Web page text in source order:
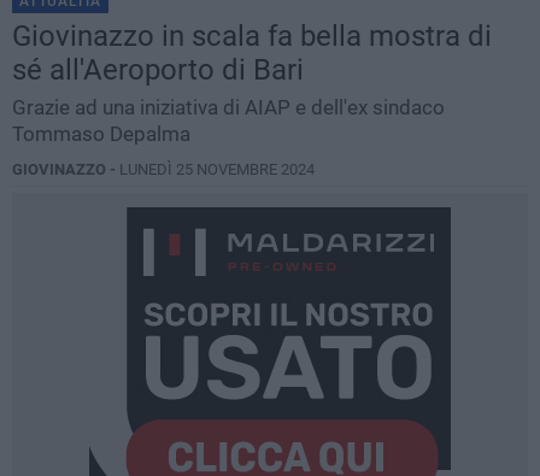
Giovinazzo in scala fa bella mostra di
sé all'Aeroporto di Bari
Grazie ad una iniziativa di AIAP e dell'ex sindaco
Tommaso Depalma
GIOVINAZZO - LUNEDÌ 25 NOVEMBRE 2024